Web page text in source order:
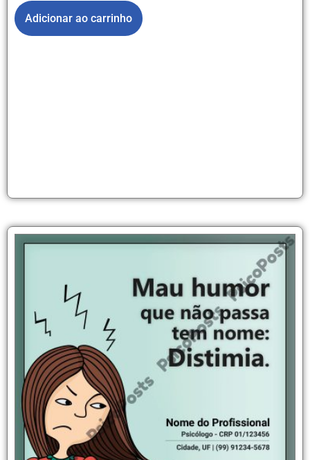
Adicionar ao carrinho